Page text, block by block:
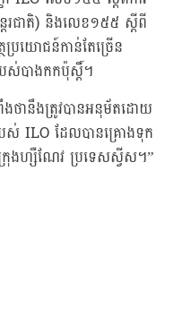
តរជាតិ) និងលេខ១៥៥ ស្តីពី
ប្រយោជន៍កាន់តែច្រើន
បស់បាងកកប៉ុស្តិ៍។
ងថានឹងត្រូវបានអនុម័តដោយ
បស់ ILO ដែលបានគ្រោងទុក
រុងហ្សឺណែវ ប្រទេសស្វីស។”